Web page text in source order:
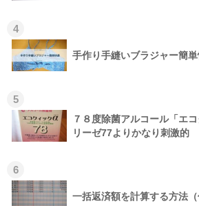
4
手作り手縫いブラジャー簡
5
７８度除菌アルコール「エ
リーゼ77よりかなり刺激的
6
一括返済額を計算する方法（